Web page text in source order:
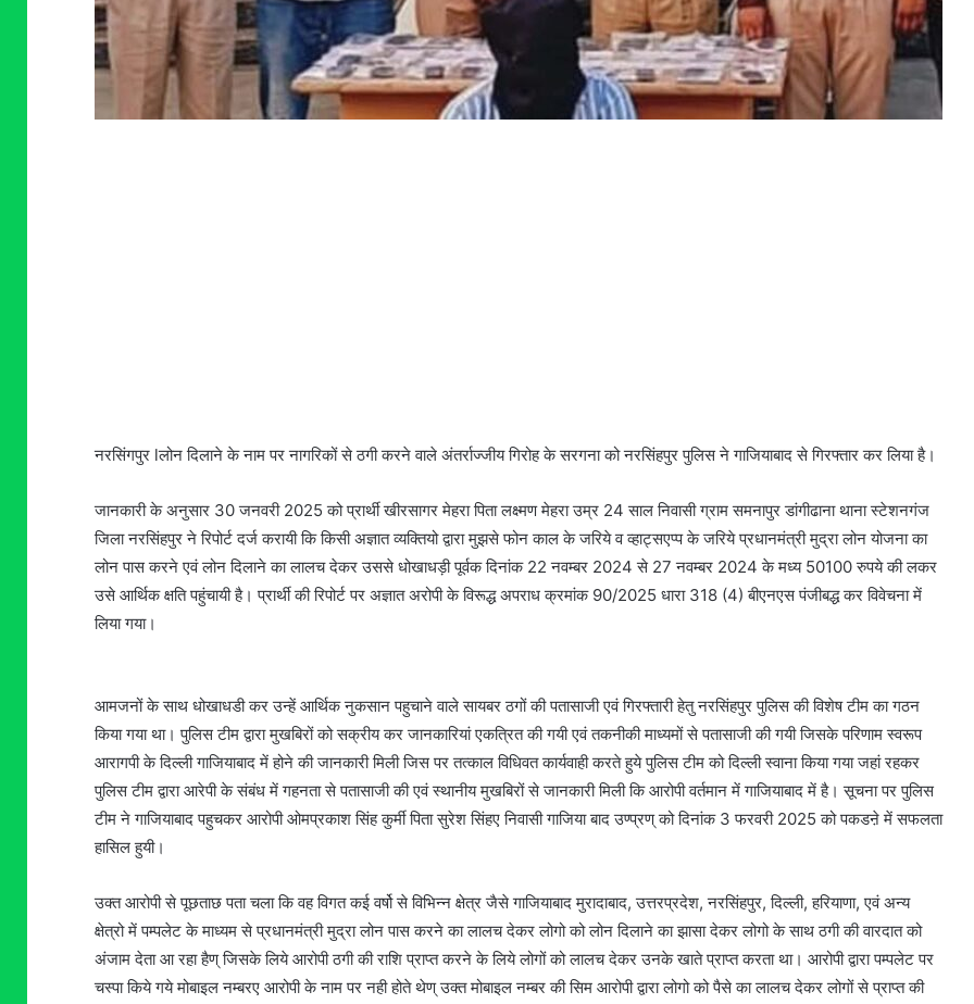
नरसिंगपुर lलोन दिलाने के नाम पर नागरिकों से ठगी करने वाले अंतर्राज्जीय गिरोह के सरगना को नरसिंहपुर पुलिस ने गाजियाबाद से गिरफ्तार कर लिया है।
जानकारी के अनुसार 30 जनवरी 2025 को प्रार्थी खीरसागर मेहरा पिता लक्ष्मण मेहरा उम्र 24 साल निवासी ग्राम समनापुर डांगीढाना थाना स्टेशनगंज
जिला नरसिंहपुर ने रिपोर्ट दर्ज करायी कि किसी अज्ञात व्यक्तियो द्वारा मुझसे फोन काल के जरिये व व्हाट्सएप्प के जरिये प्रधानमंत्री मुद्रा लोन योजना का
लोन पास करने एवं लोन दिलाने का लालच देकर उससे धोखाधड़ी पूर्वक दिनांक 22 नवम्बर 2024 से 27 नवम्बर 2024 के मध्य 50100 रुपये की लकर
उसे आर्थिक क्षति पहुंचायी है। प्रार्थी की रिपोर्ट पर अज्ञात अरोपी के विरूद्ध अपराध क्रमांक 90/2025 धारा 318 (4) बीएनएस पंजीबद्ध कर विवेचना में
लिया गया।
आमजनों के साथ धोखाधडी कर उन्हें आर्थिक नुकसान पहुचाने वाले सायबर ठगों की पतासाजी एवं गिरफ्तारी हेतु नरसिंहपुर पुलिस की विशेष टीम का गठन
किया गया था। पुलिस टीम द्वारा मुखबिरों को सक्रीय कर जानकारियां एकत्रित की गयी एवं तकनीकी माध्यमों से पतासाजी की गयी जिसके परिणाम स्वरूप
आरागपी के दिल्ली गाजियाबाद में होने की जानकारी मिली जिस पर तत्काल विधिवत कार्यवाही करते हुये पुलिस टीम को दिल्ली स्वाना किया गया जहां रहकर
पुलिस टीम द्वारा आरेपी के संबंध में गहनता से पतासाजी की एवं स्थानीय मुखबिरों से जानकारी मिली कि आरोपी वर्तमान में गाजियाबाद में है। सूचना पर पुलिस
टीम ने गाजियाबाद पहुचकर आरोपी ओमप्रकाश सिंह कुर्मी पिता सुरेश सिंहए निवासी गाजिया बाद उण्प्रण् को दिनांक 3 फरवरी 2025 को पकडऩे में सफलता
हासिल हुयी।
उक्त आरोपी से पूछताछ पता चला कि वह विगत कई वर्षो से विभिन्न क्षेत्र जैसे गाजियाबाद मुरादाबाद, उत्तरप्रदेश, नरसिंहपुर, दिल्ली, हरियाणा, एवं अन्य
क्षेत्रो में पम्पलेट के माध्यम से प्रधानमंत्री मुद्रा लोन पास करने का लालच देकर लोगो को लोन दिलाने का झासा देकर लोगो के साथ ठगी की वारदात को
अंजाम देता आ रहा हैण् जिसके लिये आरोपी ठगी की राशि प्राप्त करने के लिये लोगों को लालच देकर उनके खाते प्राप्त करता था। आरोपी द्वारा पम्पलेट पर
चस्पा किये गये मोबाइल नम्बरए आरोपी के नाम पर नही होते थेण् उक्त मोबाइल नम्बर की सिम आरोपी द्वारा लोगो को पैसे का लालच देकर लोगों से प्राप्त की